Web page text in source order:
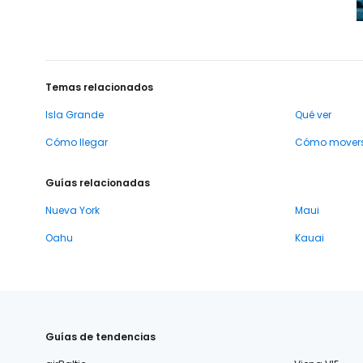
Temas relacionados
Isla Grande
Qué ver
Cómo llegar
Cómo
Guías relacionadas
Nueva York
Maui
Oahu
Kauai
Guías de tendencias